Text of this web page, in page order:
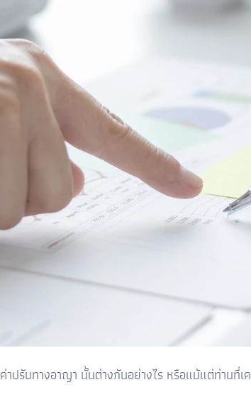
รับทางอาญา นั้นต่างกันอย่างไร หรือแม้แต่ท่านที่เ